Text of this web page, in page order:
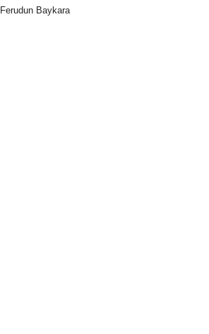
Ferudun Baykara